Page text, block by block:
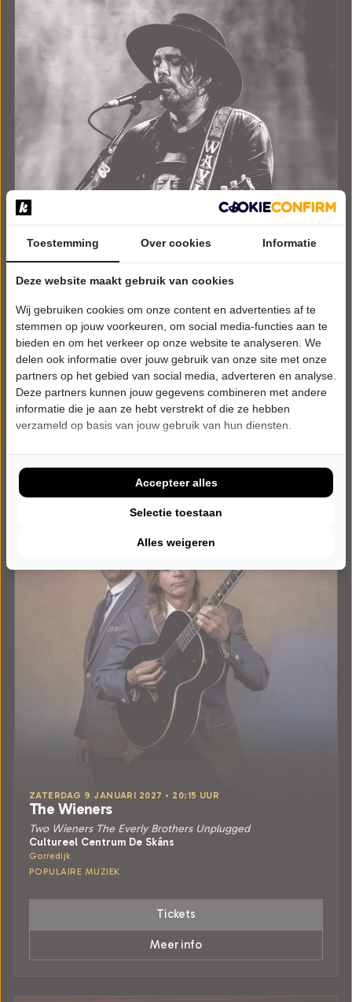
VRIJDAG 18 DECEMBER 2026 • 20:15 UUR
Time Jumper
Cultureel Centrum De Skâns
Gorredijk
POPULAIRE MUZIEK
Tickets
Meer info
ZATERDAG 9 JANUARI 2027 • 20:15 UUR
The Wieners
Two Wieners The Everly Brothers Unplugged
Cultureel Centrum De Skâns
Gorredijk
POPULAIRE MUZIEK
Tickets
Meer info
Toestemming Over cookies Informatie
Deze website maakt gebruik van cookies
Wij gebruiken cookies om onze content en advertenties af te
stemmen op jouw voorkeuren, om social media-functies aan te
bieden en om het verkeer op onze website te analyseren. We
delen ook informatie over jouw gebruik van onze site met onze
partners op het gebied van social media, adverteren en analyse.
Deze partners kunnen jouw gegevens combineren met andere
informatie die je aan ze hebt verstrekt of die ze hebben
verzameld op basis van jouw gebruik van hun diensten.
Alles weigeren
Selectie toestaan
Accepteer alles